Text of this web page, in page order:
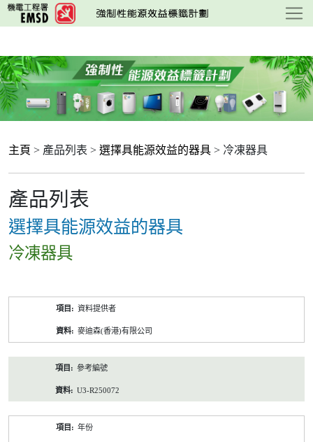
跳
至
要
內
容
主頁 > 產品列表 > 選擇具能源效益的器具 > 冷凍器具
產品列表
選擇具能源效益的器具
冷凍器具
資料提供者
麥迪森(香港)有限公司
參考編號
U3-R250072
年份